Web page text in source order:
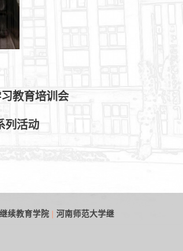
教育培训会
列活动
续教育学院 | 河南师范大学继